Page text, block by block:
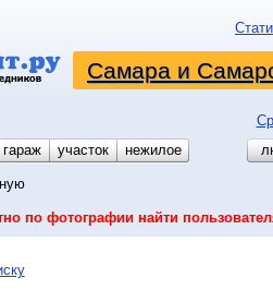
Самара и
гараж участок
нежилое
по фотографии найти